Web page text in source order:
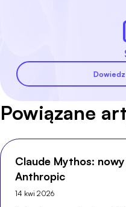
Powiązane
Claude Mythos:
Anthropic
14 kwi 2026